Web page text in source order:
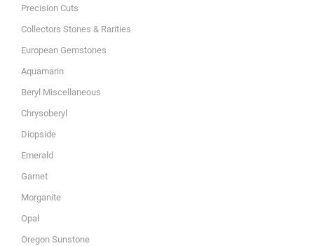
Precision Cuts
Collectors Stones & Rarities
European Gemstones
Aquamarin
Beryl Miscellaneous
Chrysoberyl
Diopside
Emerald
Garnet
Morganite
Opal
Oregon Sunstone